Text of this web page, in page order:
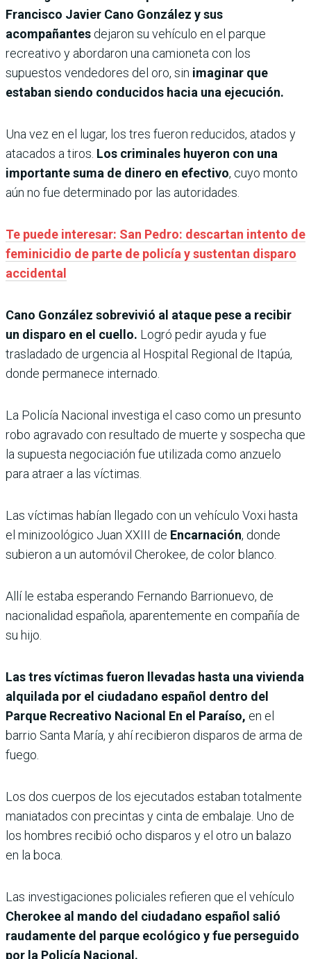
Francisco Javier Cano González y sus
acompañantes dejaron su vehículo en el parque
recreativo y abordaron una camioneta con los
supuestos vendedores del oro, sin imaginar que
estaban siendo conducidos hacia una ejecución.
Una vez en el lugar, los tres fueron reducidos, atados y
atacados a tiros. Los criminales huyeron con una
importante suma de dinero en efectivo, cuyo monto
aún no fue determinado por las autoridades.
Te puede interesar: San Pedro: descartan intento de
feminicidio de parte de policía y sustentan disparo
accidental
Cano González sobrevivió al ataque pese a recibir
un disparo en el cuello. Logró pedir ayuda y fue
trasladado de urgencia al Hospital Regional de Itapúa,
donde permanece internado.
La Policía Nacional investiga el caso como un presunto
robo agravado con resultado de muerte y sospecha que
la supuesta negociación fue utilizada como anzuelo
para atraer a las víctimas.
Las víctimas habían llegado con un vehículo Voxi hasta
el minizoológico Juan XXIII de Encarnación, donde
subieron a un automóvil Cherokee, de color blanco.
Allí le estaba esperando Fernando Barrionuevo, de
nacionalidad española, aparentemente en compañía de
su hijo.
Las tres víctimas fueron llevadas hasta una vivienda
alquilada por el ciudadano español dentro del
Parque Recreativo Nacional En el Paraíso, en el
barrio Santa María, y ahí recibieron disparos de arma de
fuego.
Los dos cuerpos de los ejecutados estaban totalmente
maniatados con precintas y cinta de embalaje. Uno de
los hombres recibió ocho disparos y el otro un balazo
en la boca.
Las investigaciones policiales refieren que el vehículo
Cherokee al mando del ciudadano español salió
raudamente del parque ecológico y fue perseguido
por la Policía Nacional.